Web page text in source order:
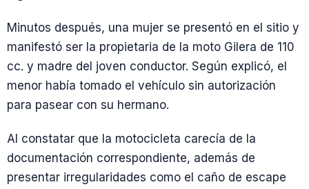
Minutos después, una mujer se presentó en el sitio y
manifestó ser la propietaria de la moto Gilera de 110
cc. y madre del joven conductor. Según explicó, el
menor había tomado el vehículo sin autorización
para pasear con su hermano.
Al constatar que la motocicleta carecía de la
documentación correspondiente, además de
presentar irregularidades como el caño de escape